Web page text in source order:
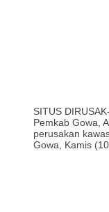
SITUS
Pemkab Gowa,
perusakan
Gowa, Kamis